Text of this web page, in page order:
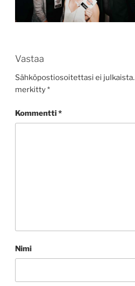
Vastaa
Sähköpostiosoitettasi ei julkaista.
merkitty*
Kommentti*
Nimi